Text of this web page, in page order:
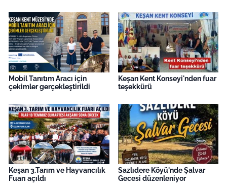
Mobil Tanıtım Aracı için
çekimler gerçekleştirildi
Keşan Kent Konseyi'nden fuar
teşekkürü
Keşan 3.Tarım ve Hayvancılık
Fuarı açıldı
Sazlıdere Köyü'nde Şalvar
Gecesi düzenleniyor